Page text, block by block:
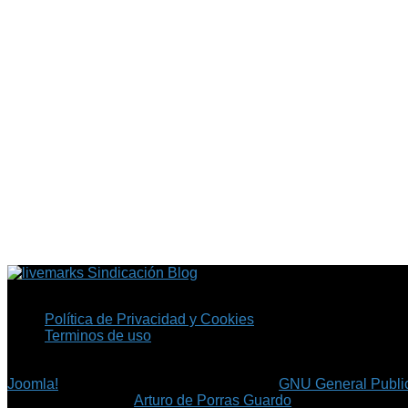
Sindicación Blog
Política de Privacidad y Cookies
Terminos de uso
Joomla!
GNU General
©Arturo de Porras Guardo